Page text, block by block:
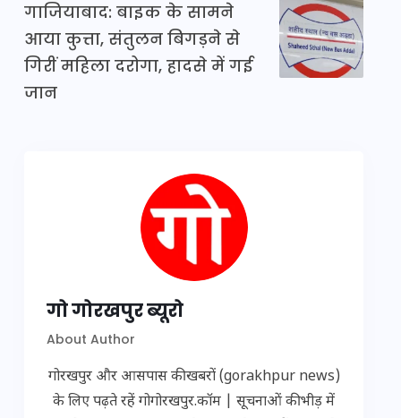
गाजियाबाद: बाइक के सामने
आया कुत्ता, संतुलन बिगड़ने से
गिरीं महिला दरोगा, हादसे में गई
जान
गो गोरखपुर ब्यूरो
About Author
गोरखपुर और आसपास की खबरों (gorakhpur news)
के लिए पढ़ते रहें गोगोरखपुर.कॉम | सूचनाओं की भीड़ में